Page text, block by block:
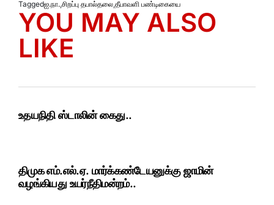
Taggedஐ.நா.,சிறப்பு தபால்தலை,தீபாவளி பண்டிகையை
YOU MAY ALSO
LIKE
உதயநிதி ஸ்டாலின் கைது..
திமுக எம்.எல்.ஏ. மார்க்கண்டேயனுக்கு ஜாமின்
வழங்கியது உயர்நீதிமன்றம்..